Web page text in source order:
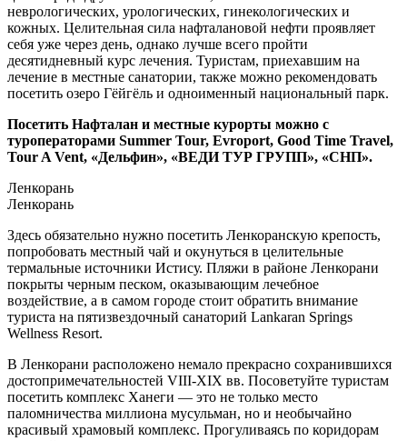
неврологических, урологических, гинекологических и
кожных. Целительная сила нафталановой нефти проявляет
себя уже через день, однако лучше всего пройти
десятидневный курс лечения. Туристам, приехавшим на
лечение в местные санатории, также можно рекомендовать
посетить озеро Гёйгёль и одноименный национальный парк.
Посетить Нафталан и местные курорты можно с
туроператорами Summer Tour, Evroport, Good Time Travel,
Tour A Vent, «Дельфин», «ВЕДИ ТУР ГРУПП», «СНП».
Ленкорань
Ленкорань
Здесь обязательно нужно посетить Ленкоранскую крепость,
попробовать местный чай и окунуться в целительные
термальные источники Истису. Пляжи в районе Ленкорани
покрыты черным песком, оказывающим лечебное
воздействие, а в самом городе стоит обратить внимание
туриста на пятизвездочный санаторий Lankaran Springs
Wellness Resort.
В Ленкорани расположено немало прекрасно сохранившихся
достопримечательностей VIII-XIX вв. Посоветуйте туристам
посетить комплекс Ханеги — это не только место
паломничества миллиона мусульман, но и необычайно
красивый храмовый комплекс. Прогуливаясь по коридорам